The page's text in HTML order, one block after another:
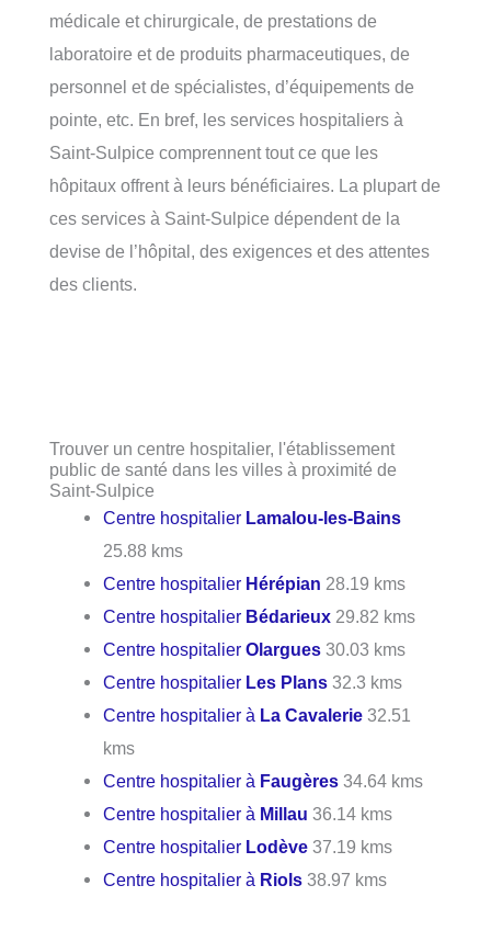
médicale et chirurgicale, de prestations de
laboratoire et de produits pharmaceutiques, de
personnel et de spécialistes, d’équipements de
pointe, etc. En bref, les services hospitaliers à
Saint-Sulpice comprennent tout ce que les
hôpitaux offrent à leurs bénéficiaires. La plupart de
ces services à Saint-Sulpice dépendent de la
devise de l’hôpital, des exigences et des attentes
des clients.
Trouver un centre hospitalier, l'établissement
public de santé dans les villes à proximité de
Saint-Sulpice
Centre hospitalier Lamalou-les-Bains
25.88 kms
Centre hospitalier Hérépian 28.19 kms
Centre hospitalier Bédarieux 29.82 kms
Centre hospitalierOlargues 30.03 kms
Centre hospitalier Les Plans 32.3 kms
Centre hospitalier à La Cavalerie 32.51
kms
Centre hospitalier à Faugères 34.64 kms
Centre hospitalier à Millau 36.14 kms
Centre hospitalier Lodève 37.19 kms
Centre hospitalier à Riols 38.97 kms